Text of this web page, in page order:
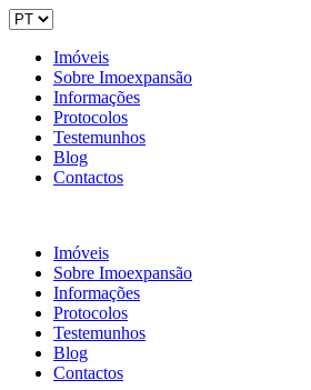
Imóveis
Sobre Imoexpansão
Informações
Protocolos
Testemunhos
Blog
Contactos
Imóveis
Sobre Imoexpansão
Informações
Protocolos
Testemunhos
Blog
Contactos